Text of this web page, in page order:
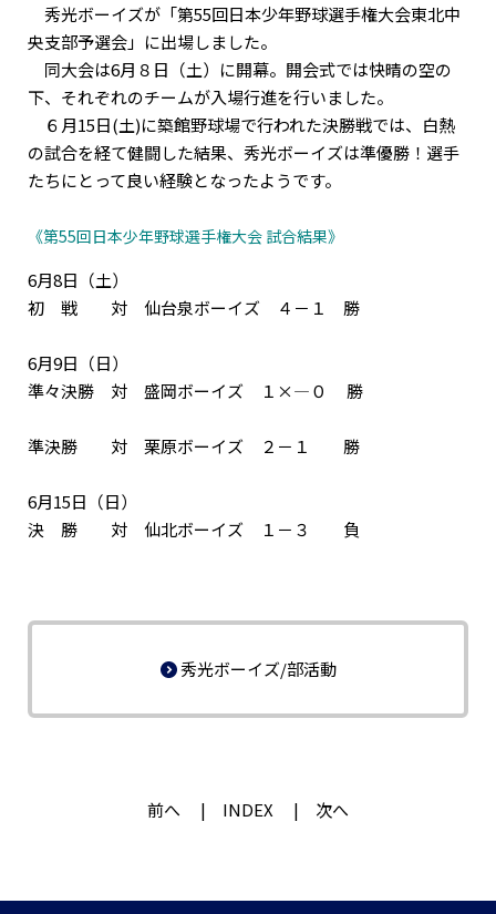
秀光ボーイズが「第55回日本少年野球選手権大会東北中
央支部予選会」に出場しました。
同大会は6月８日（土）に開幕。開会式では快晴の空の
下、それぞれのチームが入場行進を行いました。
６月15日(土)に築館野球場で行われた決勝戦では、白熱
の試合を経て健闘した結果、秀光ボーイズは準優勝！選手
たちにとって良い経験となったようです。
《第55回日本少年野球選手権大会 試合結果》
6月8日（土）
初 戦 対 仙台泉ボーイズ ４－１ 勝
6月9日（日）
準々決勝 対 盛岡ボーイズ １×―０ 勝
準決勝 対 栗原ボーイズ ２－１ 勝
6月15日（日）
決 勝 対 仙北ボーイズ １－３ 負
秀光ボーイズ/部活動
前へ INDEX 次へ